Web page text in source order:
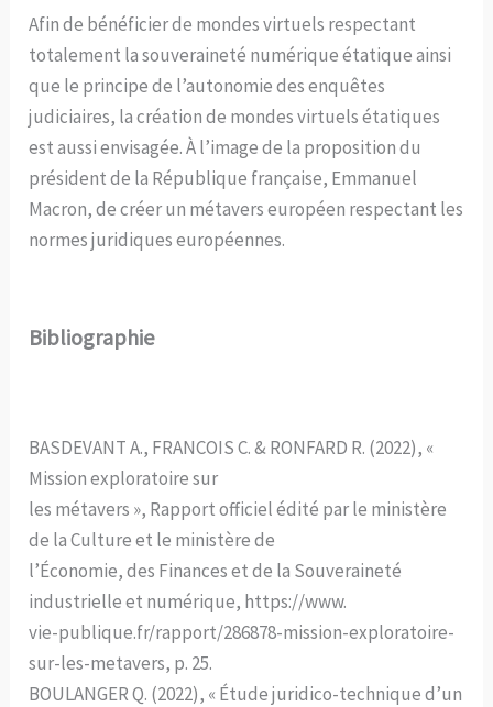
Afin de bénéficier de mondes virtuels respectant
totalement la souveraineté numérique étatique ainsi
que le principe de l’autonomie des enquêtes
judiciaires, la création de mondes virtuels étatiques
est aussi envisagée. À l’image de la proposition du
président de la République française, Emmanuel
Macron, de créer un métavers européen respectant les
normes juridiques européennes.
Bibliographie
BASDEVANT A., FRANCOIS C. & RONFARD R. (2022), «
Mission exploratoire sur
les métavers », Rapport officiel édité par le ministère
de la Culture et le ministère de
l’Économie, des Finances et de la Souveraineté
industrielle et numérique, https://www.
vie-publique.fr/rapport/286878-mission-exploratoire-
sur-les-metavers, p. 25.
BOULANGER Q. (2022), « Étude juridico-technique d’un